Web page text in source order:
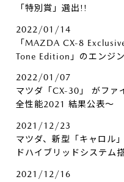
「特別賞」選出!!
2022/01/14
「MAZDA CX-8
Tone Edition」のエンジ
2022/01/07
マツダ「CX-30」 がファ
全性能2021 結果公表～
2021/12/23
マツダ、新型「キャロル
ドハイブリッドシステム
2021/12/16